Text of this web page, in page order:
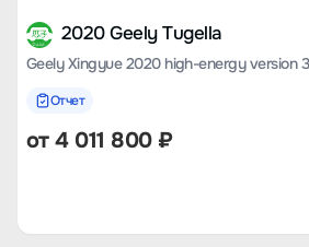
2020 Geely Tugella
Geely Xingyue 2020 high-energy version
Отчет
от4 011 800₽